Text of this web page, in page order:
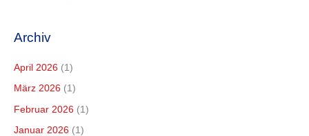
Archiv
April 2026 (1)
März 2026 (1)
Februar 2026 (1)
Januar 2026 (1)